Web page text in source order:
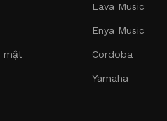
mật
Lava Music
Enya Music
Cordoba
Yamaha